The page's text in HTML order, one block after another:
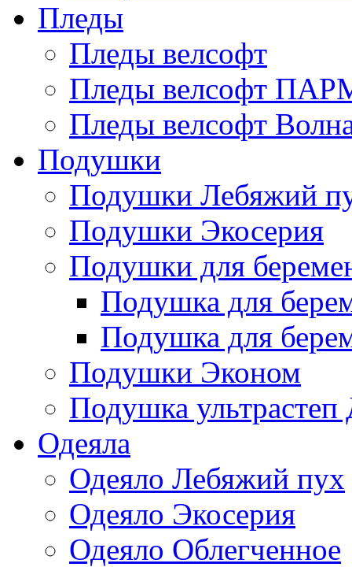
Пледы
Пледы велсофт
Пледы велсофт
Пледы велсофт
Подушки
Подушки Лебяжий
Подушки Экосерия
Подушки для
Подушка для
Подушка для
Подушки Эконом
Подушка ультрастеп
Одеяла
Одеяло Лебяжий пух
Одеяло Экосерия
Одеяло Облегченное